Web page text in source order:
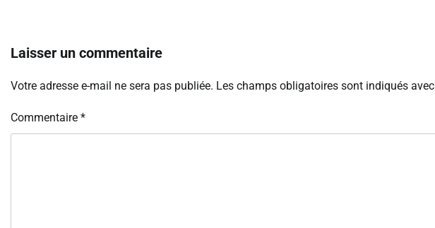
Laisser un commentaire
Votre adresse e-mail ne sera pas publiée. Les champs obligatoires sont indiqués avec
Commentaire *